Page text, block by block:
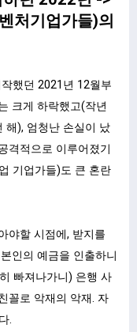
처기업가들)의
했던 2021년 12월부
크게 하락했고(작년
해), 엄청난 손실이 났
격적으로 이루어졌기
기업가들)도 큰 혼란
야할 시점에, 받지를
인의 예금을 인출하니
빠져나가니) 은행 사
꼴로 악재의 악재. 자
.